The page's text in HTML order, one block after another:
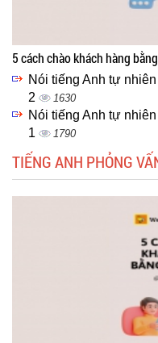
5 cách chào khách hàng
Nói tiếng Anh tự
2
1630
Nói tiếng Anh tự
1
1790
TIẾNG ANH PHỎNG